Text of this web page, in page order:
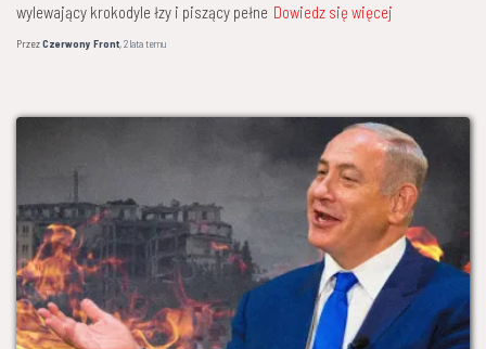
wylewający krokodyle łzy i piszący pełne Dowiedz się więcej
PrzezCzerwony Front,2 latatemu